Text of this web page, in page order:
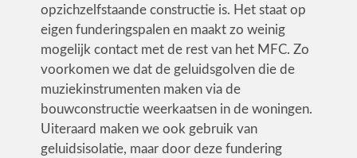
opzichzelfstaande constructie is. Het staat op
eigen funderingspalen en maakt zo weinig
mogelijk contact met de rest van het MFC. Zo
voorkomen we dat de geluidsgolven die de
muziekinstrumenten maken via de
bouwconstructie weerkaatsen in de woningen.
Uiteraard maken we ook gebruik van
geluidsisolatie, maar door deze fundering